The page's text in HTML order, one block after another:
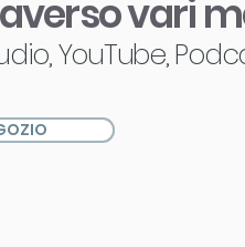
vari
YouTube,